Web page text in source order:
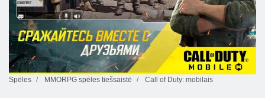
Spēles MMORPG spēles tiešsaistē Call of Duty: mobilais